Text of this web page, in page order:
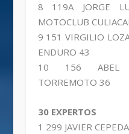
8 119A JORGE
MOTOCLUB
9 151 VIRGILIO
ENDURO 43
10 156 ABEL
TORREMOTO 36
30 EXPERTOS
1 299 JAVIER